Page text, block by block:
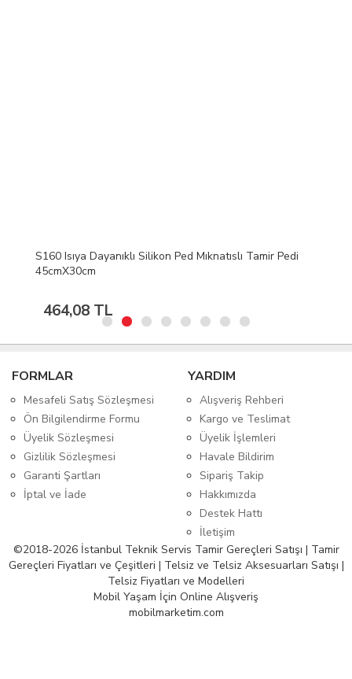
S160 Isıya Dayanıklı Silikon Ped Mıknatıslı Tamir Pedi
45cmX30cm
464,08 TL
FORMLAR
Mesafeli Satış Sözleşmesi
Ön Bilgilendirme Formu
Üyelik Sözleşmesi
Gizlilik Sözleşmesi
Garanti Şartları
İptal ve İade
YARDIM
Alışveriş Rehberi
Kargo ve Teslimat
Üyelik İşlemleri
Havale Bildirim
Sipariş Takip
Hakkımızda
Destek Hattı
İletişim
©2018-2026 İstanbul Teknik Servis Tamir Gereçleri Satışı | Tamir
Gereçleri Fiyatları ve Çeşitleri | Telsiz ve Telsiz Aksesuarları Satışı |
Telsiz Fiyatları ve Modelleri
Mobil Yaşam İçin Online Alışveriş
mobilmarketim.com